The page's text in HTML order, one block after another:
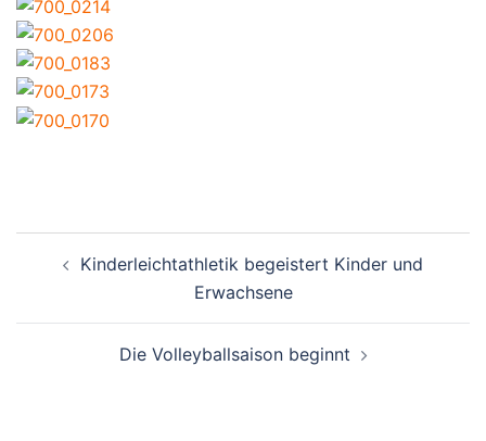
Kinderleichtathletik begeistert Kinder und
Erwachsene
Die Volleyballsaison beginnt